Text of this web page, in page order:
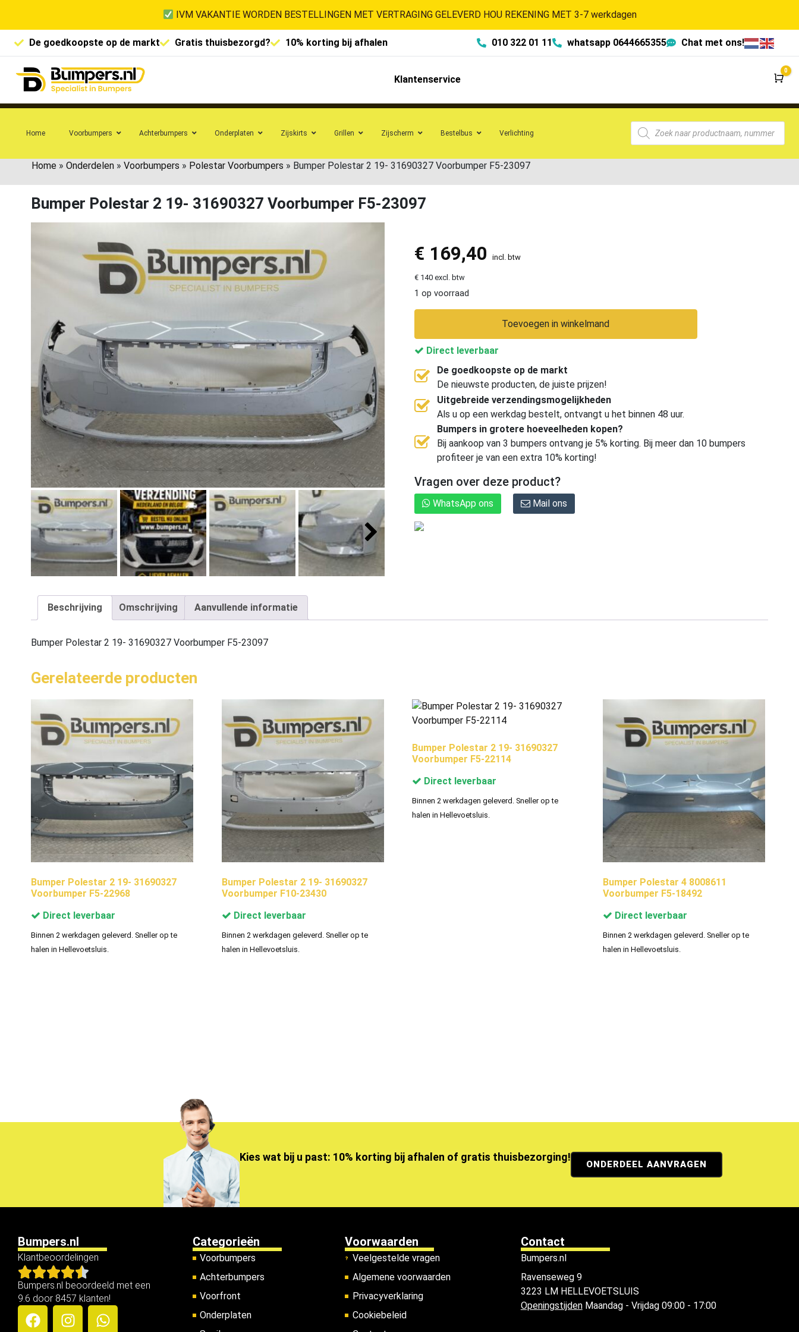
IVM VAKANTIE WORDEN BESTELLINGEN MET VERTRAGING GELEVERD HOU REKENING MET 3-7 werkdagen
De goedkoopste op de markt Gratis thuisbezorgd? 10% korting bij afhalen 010 322 01 11 whatsapp 0644665355 Chat met ons!
Klantenservice
0
Home Voorbumpers Achterbumpers Onderplaten Zijskirts Grillen Zijscherm Bestelbus Verlichting
Home » Onderdelen » Voorbumpers » Polestar Voorbumpers » Bumper Polestar 2 19- 31690327 Voorbumper F5-23097
Bumper Polestar 2 19- 31690327 Voorbumper F5-23097
€ 169,40 incl. btw
€ 140 excl. btw
1 op voorraad
Toevoegen in winkelmand
Direct leverbaar
De goedkoopste op de markt
De nieuwste producten, de juiste prijzen!
Uitgebreide verzendingsmogelijkheden
Als u op een werkdag bestelt, ontvangt u het binnen 48 uur.
Bumpers in grotere hoeveelheden kopen?
Bij aankoop van 3 bumpers ontvang je 5% korting. Bij meer dan 10 bumpers
profiteer je van een extra 10% korting!
Vragen over deze product?
WhatsApp ons Mail ons
Beschrijving Omschrijving Aanvullende informatie
Bumper Polestar 2 19- 31690327 Voorbumper F5-23097
Gerelateerde producten
Bumper Polestar 2 19- 31690327
Voorbumper F5-22968
Direct leverbaar
Binnen 2 werkdagen geleverd. Sneller op te
halen in Hellevoetsluis.
Bumper Polestar 2 19- 31690327
Voorbumper F10-23430
Direct leverbaar
Binnen 2 werkdagen geleverd. Sneller op te
halen in Hellevoetsluis.
Bumper Polestar 2 19- 31690327
Voorbumper F5-22114
Direct leverbaar
Binnen 2 werkdagen geleverd. Sneller op te
halen in Hellevoetsluis.
Bumper Polestar 4 8008611
Voorbumper F5-18492
Direct leverbaar
Binnen 2 werkdagen geleverd. Sneller op te
halen in Hellevoetsluis.
Kies wat bij u past: 10% korting bij afhalen of gratis thuisbezorging!
ONDERDEEL AANVRAGEN
Bumpers.nl
Klantbeoordelingen
Bumpers.nl beoordeeld met een
9.6 door 8457 klanten!
Categorieën
Voorbumpers
Achterbumpers
Voorfront
Onderplaten
Voorwaarden
Veelgestelde vragen
Algemene voorwaarden
Privacyverklaring
Cookiebeleid
Contact
Bumpers.nl
Ravenseweg 9
3223 LM HELLEVOETSLUIS
OpeningstijdenMaandag - Vrijdag 09:00 - 17:00